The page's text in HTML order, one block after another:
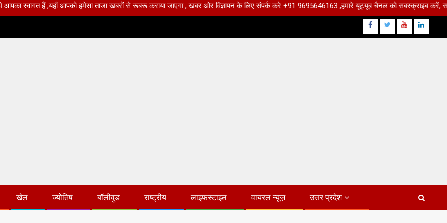
हमेसा ताजा खबरों से रूबरू कराया जाएगा , खबर ओर विज्ञापन के लिए संपर्क करे +91 9695646163 ,हमारे यूट्यूब चैनल को सबस्क्राइब करें, साथ मे हमारे फेसबुक को
Facebook
TwitterYoutubeLinkdin
खेल ज्योतिष बॉलीवुड राष्ट्रीय लाइफस्टाइल वायरल न्यूज़ उत्तर प्रदेश